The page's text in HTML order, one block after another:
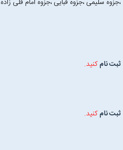
سلیمی ،جزوه قبایی ،جزوه امام قلی زاده
ثبت نامکنید.
ثبت نامکنید.